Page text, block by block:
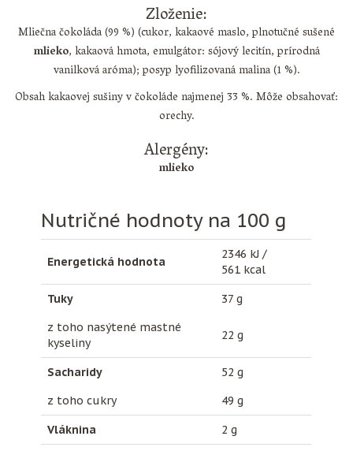
Zloženie:
Mliečna čokoláda (99 %) (cukor, kakaové maslo, plnotučné sušené
mlieko, kakaová hmota, emulgátor: sójový lecitín, prírodná
vanilková aróma); posyp lyofilizovaná malina (1 %).
Obsah kakaovej sušiny v čokoláde najmenej 33 %. Môže obsahovať:
orechy.
Alergény:
mlieko
Nutričné hodnoty na 100 g
Energetická hodnota
2346 kJ /
561 kcal
Tuky
37 g
z toho nasýtené mastné
kyseliny
22 g
Sacharidy
52 g
z toho cukry
49 g
Vláknina 2 g